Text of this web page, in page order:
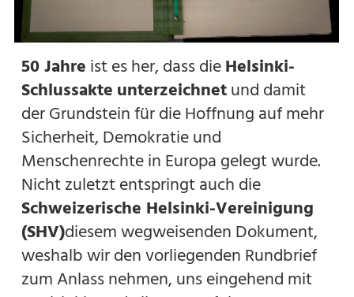
50 Jahre ist es her, dass dieHelsinki-
Schlussakte unterzeichnetund damit
der Grundstein für die Hoffnung auf mehr
Sicherheit, Demokratie und
Menschenrechte in Europa gelegt wurde.
Nicht zuletzt entspringt auch die
Schweizerische Helsinki-Vereinigung
(SHV)diesem wegweisenden Dokument,
weshalb wir den vorliegenden Rundbrief
zum Anlass nehmen, uns eingehend mit